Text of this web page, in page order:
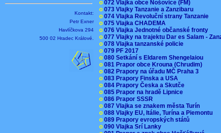
Kontakt:
Petr Exner
Havlíčkova 294
500 02 Hradec Králové.
o 072 Vlajka obce Nošovice (FM)
o 073 Vlajky Tanzanie a Zanzibaru
o 074 Vlajka Revoluční strany Tanzanie
o 075 Vlajka CHADEMA
o 076 Vlajka Jednotné občanské fronty
o 077 Vlajky na trajektu Dar es Salam -
o 078 Vlajka tanzanské policie
o 079 PF 2017
o 080 Setkání s Eldarem Shengelaiou
o 081 Prapor obce Krouna (Chrudim)
o 082 Prapory na úřadu MČ Praha 3
o 083 Prapory Finska a USA
o 084 Prapory Česka a Skutče
o 085 Prapor na hradě Lipnice
o 086 Prapor SSSR
o 087 Vlajka se znakem města Turín
o 088 Vlajky EU, Itálie, Turína a Piemontu
o 089 Prapory evropských států
o 090 Vlajka Srí Lanky